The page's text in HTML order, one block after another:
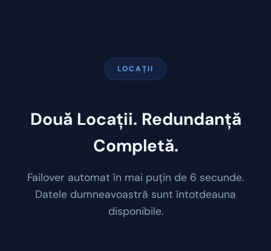
LOCAȚII
Două Locații. Redundanță
Completă.
Failover automat în mai puțin de 6 secunde.
Datele dumneavoastră sunt întotdeauna
disponibile.